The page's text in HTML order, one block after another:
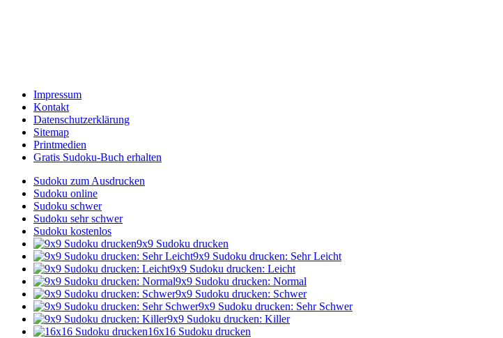
Impressum
Kontakt
Datenschutzerklärung
Sitemap
Printmedien
Gratis Sudoku-Buch erhalten
Sudoku zum Ausdrucken
Sudoku online
Sudoku schwer
Sudoku sehr schwer
Sudoku kostenlos
9x9 Sudoku drucken
9x9 Sudoku drucken: Sehr Leicht
9x9 Sudoku drucken: Leicht
9x9 Sudoku drucken: Normal
9x9 Sudoku drucken: Schwer
9x9 Sudoku drucken: Sehr Schwer
9x9 Sudoku drucken: Killer
16x16 Sudoku drucken